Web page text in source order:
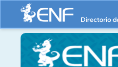
Directorio